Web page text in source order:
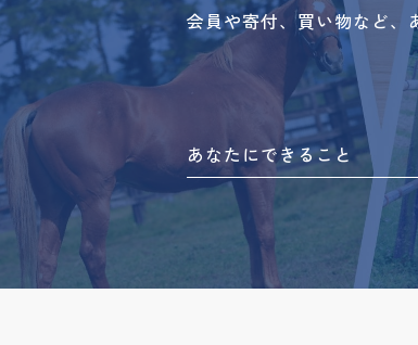
会員や寄付、買い物など、
あなたにできること